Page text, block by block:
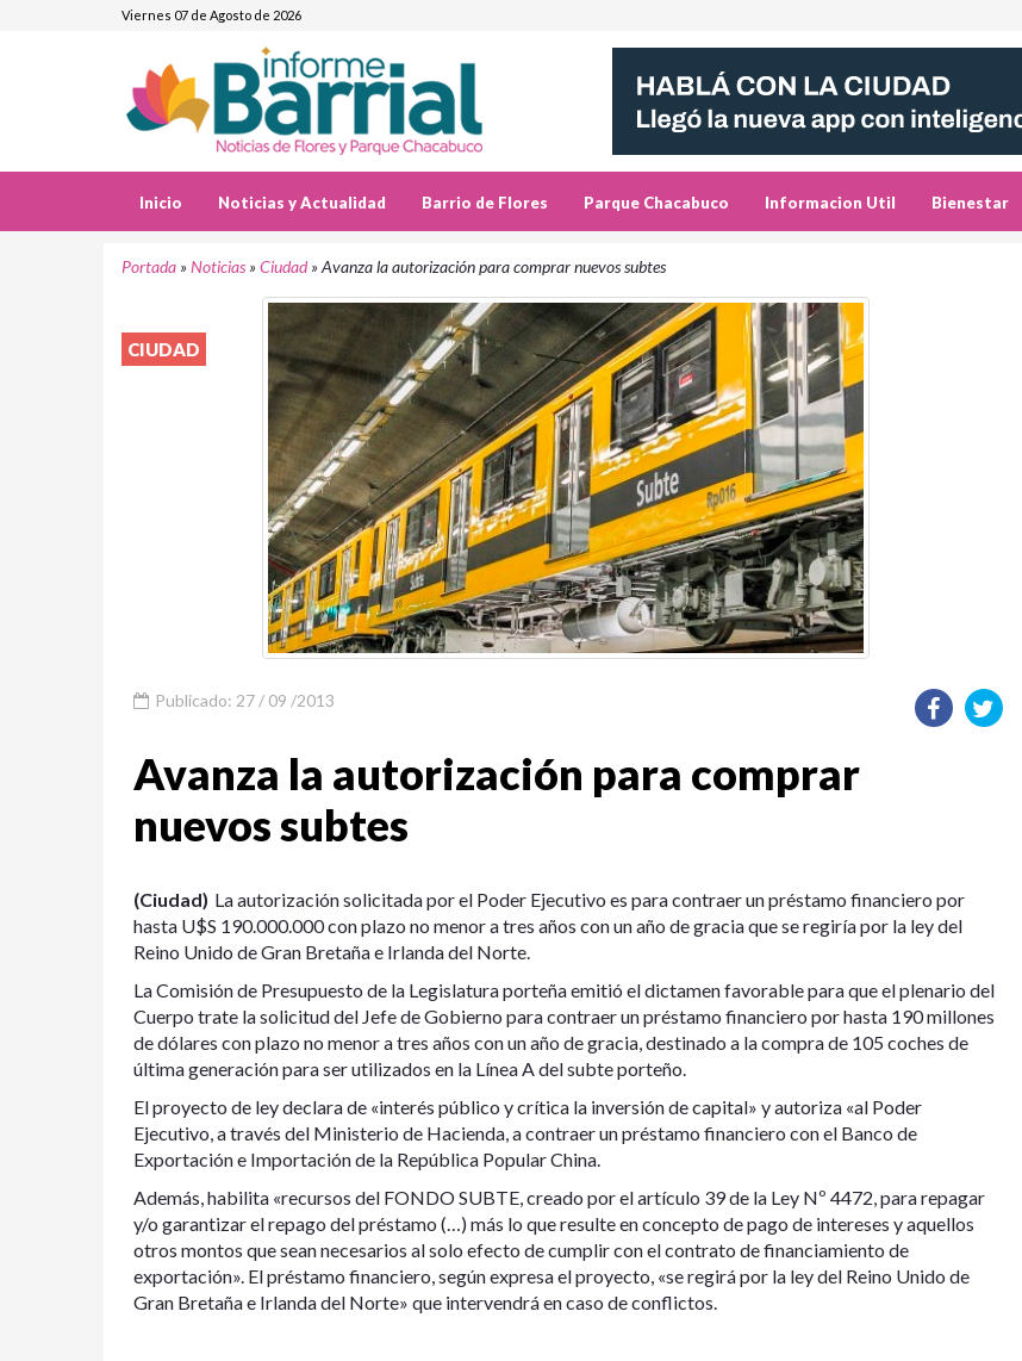
Viernes 07 de Agosto de 2026
Inicio Noticias y Actualidad Barrio de Flores Parque Chacabuco Informacion Util Bienestar
Portada »Noticias »Ciudad»Avanza la autorización para comprar nuevos subtes
CIUDAD
Publicado: 27 / 09 /2013
Avanza la autorización para comprar
nuevos subtes
(Ciudad) La autorización solicitada por el Poder Ejecutivo es para contraer un préstamo financiero por
hasta U$S 190.000.000 con plazo no menor a tres años con un año de gracia que se regiría por la ley del
Reino Unido de Gran Bretaña e Irlanda del Norte.
La Comisión de Presupuesto de la Legislatura porteña emitió el dictamen favorable para que el plenario del
Cuerpo trate la solicitud del Jefe de Gobierno para contraer un préstamo financiero por hasta 190 millones
de dólares con plazo no menor a tres años con un año de gracia, destinado a la compra de 105 coches de
última generación para ser utilizados en la Línea A del subte porteño.
El proyecto de ley declara de «interés público y crítica la inversión de capital» y autoriza «al Poder
Ejecutivo, a través del Ministerio de Hacienda, a contraer un préstamo financiero con el Banco de
Exportación e Importación de la República Popular China.
Además, habilita «recursos del FONDO SUBTE, creado por el artículo 39 de la Ley Nº 4472, para repagar
y/o garantizar el repago del préstamo (…) más lo que resulte en concepto de pago de intereses y aquellos
otros montos que sean necesarios al solo efecto de cumplir con el contrato de financiamiento de
exportación». El préstamo financiero, según expresa el proyecto, «se regirá por la ley del Reino Unido de
Gran Bretaña e Irlanda del Norte» que intervendrá en caso de conflictos.